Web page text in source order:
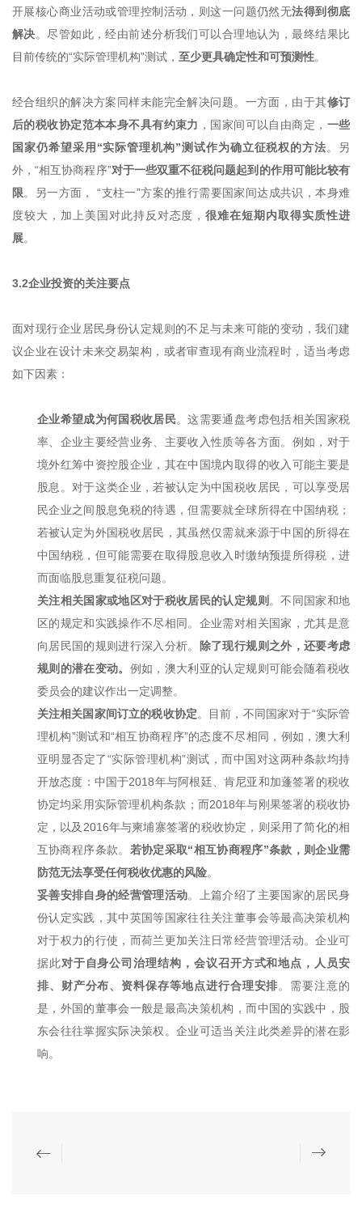
开展核心商业活动或管理控制活动，则这一问题仍然无法得到彻底
解决。尽管如此，经由前述分析我们可以合理地认为，最终结果比
目前传统的“实际管理机构”测试， 至少更具确定性和可预测性。
经合组织的解决方案同样未能完全解决问题。一方面，由于其修订
后的税收协定范本本身不具有约束力 ，国家间可以自由商定， 一些
国家仍希望采用“实际管理机构”测试作为确立征税权的方法。另
外，“相互协商程序”对于一些双重不征税问题起到的作用可能比较有
限。另一方面， “支柱一”方案的推行需要国家间达成共识，本身难
度较大，加上美国对此持反对态度，很难在短期内取得实质性进
展。
3.2企业投资的关注要点
面对现行企业居民身份认定规则的不足与未来可能的变动，我们建
议企业在设计未来交易架构，或者审查现有商业流程时，适当考虑
如下因素：
企业希望成为何国税收居民。这需要通盘考虑包括相关国家税
率、企业主要经营业务、主要收入性质等各方面。例如，对于
境外红筹中资控股企业，其在中国境内取得的收入可能主要是
股息。对于这类企业，若被认定为中国税收居民，可以享受居
民企业之间股息免税的待遇，但需要就全球所得在中国纳税；
若被认定为外国税收居民，其虽然仅需就来源于中国的所得在
中国纳税，但可能需要在取得股息收入时缴纳预提所得税，进
而面临股息重复征税问题。
关注相关国家或地区对于税收居民的认定规则 。不同国家和地
区的规定和实践操作不尽相同。企业需对相关国家，尤其是意
向居民国的规则进行深入分析。
除了现行规则之外，还要考虑
规则的潜在变动。 例如，澳大利亚的认定规则可能会随着税收
委员会的建议作出一定调整。
关注相关国家间订立的税收协定。目前，不同国家对于“实际管
理机构”测试和“相互协商程序”的态度不尽相同，例如，澳大利
亚明显否定了“实际管理机构”测试，而中国对这两种条款均持
开放态度：中国于2018年与阿根廷、肯尼亚和加蓬签署的税收
协定均采用实际管理机构条款；而2018年与刚果签署的税收协
定，以及2016年与柬埔寨签署的税收协定，则采用了简化的相
互协商程序条款。 若协定采取“相互协商程序”条款，则企业需
防范无法享受任何税收优惠的风险。
妥善安排自身的经营管理活动。上篇介绍了主要国家的居民身
份认定实践，其中英国等国家往往关注董事会等最高决策机构
对于权力的行使，而荷兰更加关注日常经营管理活动。企业可
据此对于自身公司治理结构，会议召开方式和地点，人员安
排、财产分布、资料保存等地点进行合理安排。需要注意的
是，外国的董事会一般是最高决策机构，而中国的实践中，股
东会往往掌握实际决策权。企业可适当关注此类差异的潜在影
响。